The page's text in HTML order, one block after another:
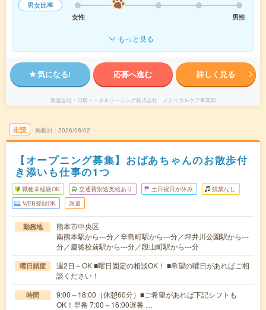
男女比率
女性
男性
もっと見る
気になる! 応募へ進む 詳しく見る
派遣会社 日研トータルソーシング株式会社 メディカルケア事業部
未読 掲載日 2026/08/02
【オープニング募集】おばあちゃんのお散歩付
き添いも仕事の1つ
職種未経験OK 交通費別途支給あり 土日祝日が休み 残業なし
WEB登録OK 派遣
勤務地
熊本市中央区
南熊本駅から---分／辛島町駅から---分／坪井川公園駅から---
分／慶徳校前駅から---分／段山町駅から---分
曜日頻度
週2日～OK ■曜日固定の相談OK！ ■希望の曜日があればご相
談ください！
時間
9:00～18:00（休憩60分）■ご希望があれば下記シフトも
OK！早番 7:00～16:00遅番 …